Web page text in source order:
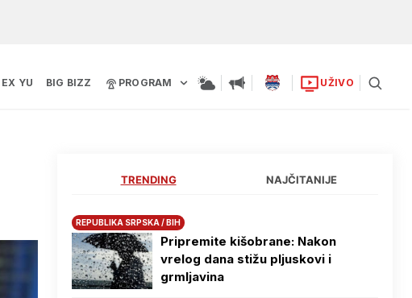
EX YU BIG BIZZ PROGRAM UŽIVO
TRENDING NAJČITANIJE
REPUBLIKA SRPSKA / BIH
Pripremite kišobrane: Nakon
vrelog dana stižu pljuskovi i
grmljavina